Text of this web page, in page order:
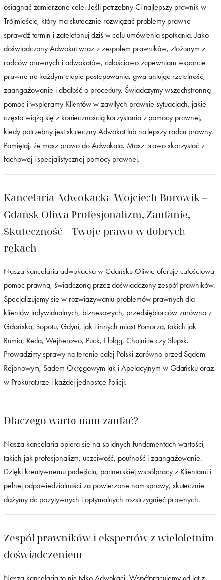
osiągnąć zamierzone cele. Jeśli potrzebny Ci najlepszy prawnik w
Trójmieście, który ma skutecznie rozwiązać problemy prawne –
sprawdź termin i zatelefonuj dziś w celu umówienia spotkania. Jako
doświadczony Adwokat wraz z zespołem prawników, złożonym z
radców prawnych i adwokatów, całościowo zapewniam wsparcie
prawne na każdym etapie postępowania, gwarantując rzetelność,
zaangażowanie i dbałość o procedury. Świadczymy wszechstronną
pomoc i wspieramy Klientów w zawiłych prawnie sytuacjach, jakie
często wiążą się z koniecznością korzystania z pomocy prawnej,
kiedy potrzebny jest skuteczny Adwokat lub najlepszy radca prawny.
Pamiętaj, że masz prawo do Adwokata. Masz prawo skorzystać z
fachowej i specjalistycznej pomocy prawnej.
Kancelaria Adwokacka Wojciech Borowik –
Gdańsk Oliwa Profesjonalizm, Zaufanie,
Skuteczność – Twoje prawo w dobrych
rękach
Nasza kancelaria adwokacka w Gdańsku Oliwie oferuje całościową
pomoc prawną, świadczoną przez doświadczony zespół prawników.
Specjalizujemy się w rozwiązywaniu problemów prawnych dla
klientów indywidualnych, biznesowych, przedsiębiorców zarówno z
Gdańska, Sopotu, Gdyni, jak i innych miast Pomorza, takich jak
Rumia, Reda, Wejherowo, Puck, Elbląg, Chojnice czy Słupsk.
Prowadzimy sprawy na terenie całej Polski zarówno przed Sądem
Rejonowym, Sądem Okręgowym jak i Apelacyjnym w Gdańsku oraz
w Prokuraturze i każdej jednostce Policji.
Dlaczego warto nam zaufać?
Nasza kancelaria opiera się na solidnych fundamentach wartości,
takich jak profesjonalizm, uczciwość, poufność i zaangażowanie.
Dzięki kreatywnemu podejściu, partnerskiej współpracy z Klientami i
pełnej odpowiedzialności za powierzone nam sprawy, skutecznie
dążymy do pozytywnych i optymalnych rozstrzygnięć prawnych.
Zespół prawników i ekspertów z wieloletnim
doświadczeniem
Nasza kancelaria to nie tylko Adwokaci. Współpracujemy od lat z